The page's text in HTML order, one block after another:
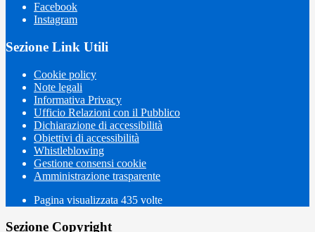
Facebook
Instagram
Sezione Link Utili
Cookie policy
Note legali
Informativa Privacy
Ufficio Relazioni con il Pubblico
Dichiarazione di accessibilità
Obiettivi di accessibilità
Whistleblowing
Gestione consensi cookie
Amministrazione trasparente
Pagina visualizzata 435 volte
Sezione Copyright